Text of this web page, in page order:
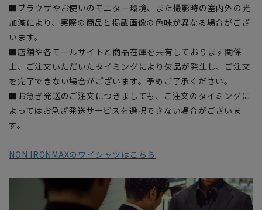
■ブラウザやお使いのモニター環境、また撮影時の室内外の光
加減により、実際の商品と掲載画像の色味が異なる場合がござ
います。
■店舗や各モールサイトと商品在庫を共有しております関係
上、ご注文いただいたタイミングにより欠品が発生し、ご注文
を完了できない場合がございます。予めご了承ください。
■お急ぎ発送のご注文につきましても、ご注文のタイミングに
よってはお急ぎ発送サービスを選択できない場合がございま
す。
NON IRONMAXのワイシャツはこちら